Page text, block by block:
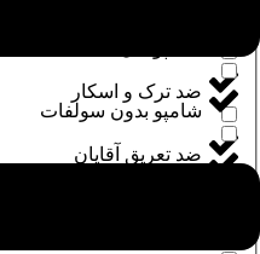
ضد ترک و اسکار
ضد تعریق آقایان
شامپو بدون سولفات